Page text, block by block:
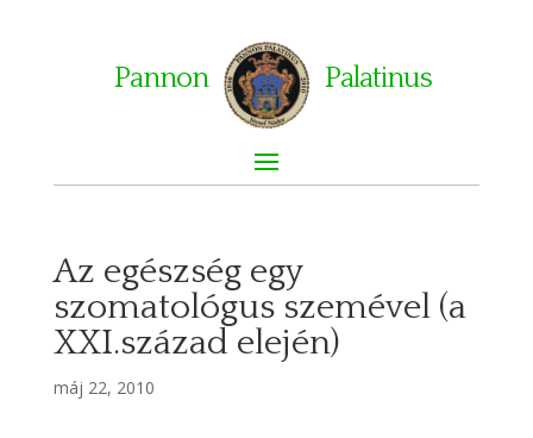
Pannon Palatinus
Az egészség egy
szomatológus szemével (a
XXI.század elején)
máj 22, 2010